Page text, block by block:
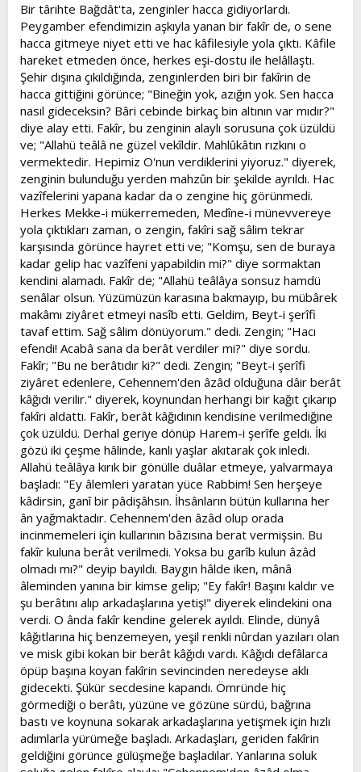
Bir târihte Bağdât'ta, zenginler hacca gidiyorlardı.
Peygamber efendimizin aşkıyla yanan bir fakîr de, o sene
hacca gitmeye niyet etti ve hac kâfilesiyle yola çıktı. Kâfile
hareket etmeden önce, herkes eşi-dostu ile helâllaştı.
Şehir dışına çıkıldığında, zenginlerden biri bir fakîrin de
hacca gittiğini görünce; "Bineğin yok, azığın yok. Sen hacca
nasıl gideceksin? Bâri cebinde birkaç bin altının var mıdır?"
diye alay etti. Fakîr, bu zenginin alaylı sorusuna çok üzüldü
ve; "Allahü teâlâ ne güzel vekîldir. Mahlûkâtın rızkını o
vermektedir. Hepimiz O'nun verdiklerini yiyoruz." diyerek,
zenginin bulunduğu yerden mahzûn bir şekilde ayrıldı. Hac
vazîfelerini yapana kadar da o zengine hiç görünmedi.
Herkes Mekke-i mükerremeden, Medîne-i münevvereye
yola çıktıkları zaman, o zengin, fakîri sağ sâlim tekrar
karşısında görünce hayret etti ve; "Komşu, sen de buraya
kadar gelip hac vazîfeni yapabildin mi?" diye sormaktan
kendini alamadı. Fakîr de; "Allahü teâlâya sonsuz hamdü
senâlar olsun. Yüzümüzün karasına bakmayıp, bu mübârek
makâmı ziyâret etmeyi nasîb etti. Geldim, Beyt-i şerîfi
tavaf ettim. Sağ sâlim dönüyorum." dedi. Zengin; "Hacı
efendi! Acabâ sana da berât verdiler mi?" diye sordu.
Fakîr; "Bu ne berâtıdır ki?" dedi. Zengin; "Beyt-i şerîfi
ziyâret edenlere, Cehennem'den âzâd olduğuna dâir berât
kâğıdı verilir." diyerek, koynundan herhangi bir kağıt çıkarıp
fakîri aldattı. Fakîr, berât kâğıdının kendisine verilmediğine
çok üzüldü. Derhal geriye dönüp Harem-i şerîfe geldi. İki
gözü iki çeşme hâlinde, kanlı yaşlar akıtarak çok inledi.
Allahü teâlâya kırık bir gönülle duâlar etmeye, yalvarmaya
başladı: "Ey âlemleri yaratan yüce Rabbim! Sen herşeye
kâdirsin, ganî bir pâdişâhsın. İhsânların bütün kullarına her
ân yağmaktadır. Cehennem'den âzâd olup orada
incinmemeleri için kullarının bâzısına berat vermişsin. Bu
fakîr kuluna berât verilmedi. Yoksa bu garîb kulun âzâd
olmadı mı?" deyip bayıldı. Baygın hâlde iken, mânâ
âleminden yanına bir kimse gelip; "Ey fakîr! Başını kaldır ve
şu berâtını alıp arkadaşlarına yetiş!" diyerek elindekini ona
verdi. O ânda fakîr kendine gelerek ayıldı. Elinde, dünyâ
kâğıtlarına hiç benzemeyen, yeşil renkli nûrdan yazıları olan
ve misk gibi kokan bir berât kâğıdı vardı. Kâğıdı defâlarca
öpüp başına koyan fakîrin sevincinden neredeyse aklı
gidecekti. Şükür secdesine kapandı. Ömründe hiç
görmediği o berâtı, yüzüne ve gözüne sürdü, bağrına
bastı ve koynuna sokarak arkadaşlarına yetişmek için hızlı
adımlarla yürümeğe başladı. Arkadaşları, geriden fakîrin
geldiğini görünce gülüşmeğe başladılar. Yanlarına soluk